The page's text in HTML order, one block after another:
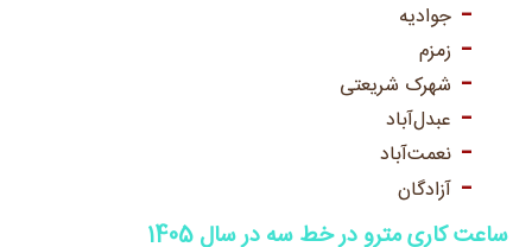
جوادیه
زمزم
شهرک شریعتی
عبدل‌آباد
نعمت‌آباد
آزادگان
ساعت کاری مترو در خط سه در سال 1405